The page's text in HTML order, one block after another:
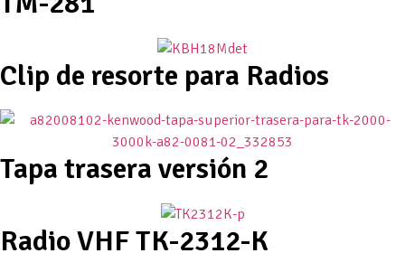
Clip de resorte para Radios
Tapa trasera versión 2
Radio VHF TK-2312-K